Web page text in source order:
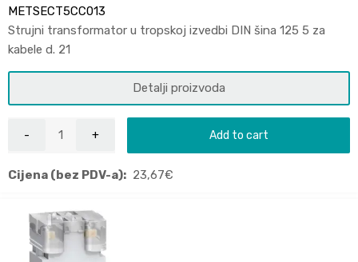
METSECT5CC013
Strujni transformator u tropskoj izvedbi DIN šina 125 5 za
kabele d. 21
Detalji proizvoda
Add to cart
Cijena (bez PDV-a): 23,67€